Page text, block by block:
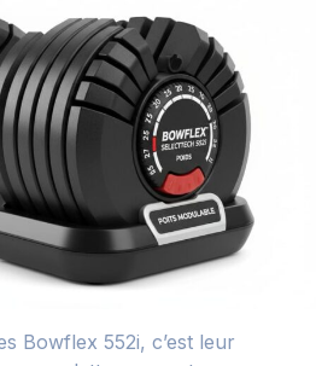
Bowflex 552i, c’est leur